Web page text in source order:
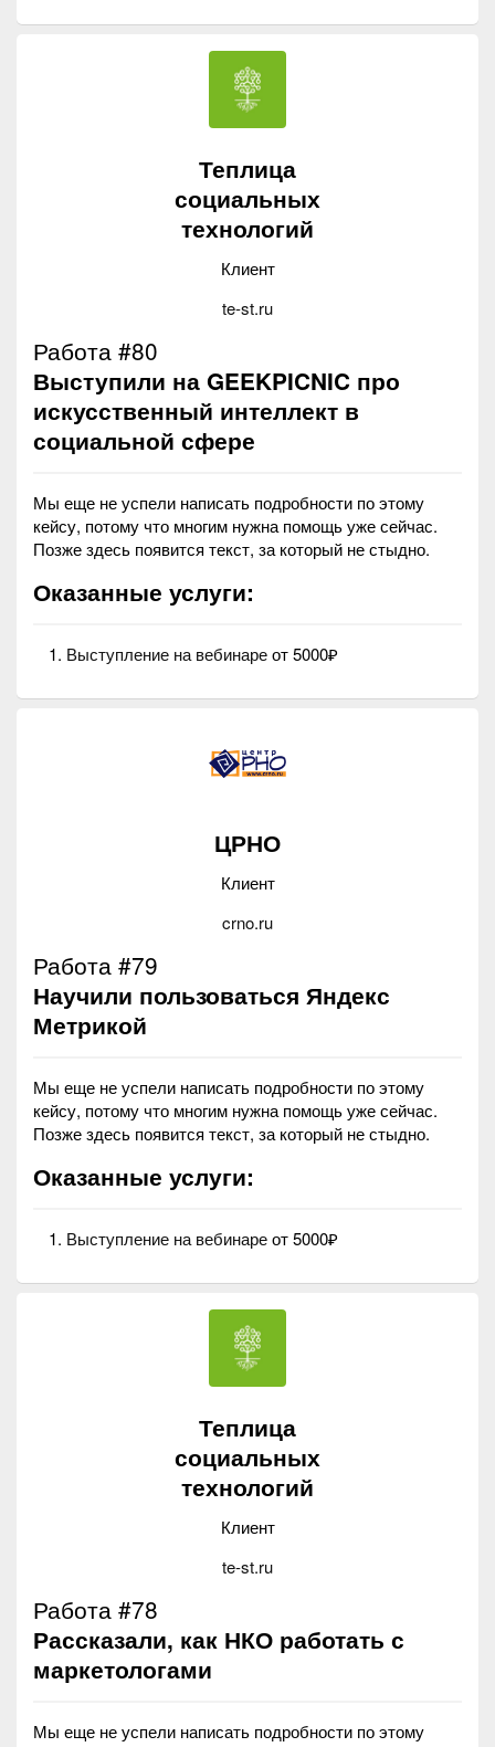
Теплица
социальных
технологий
Клиент
te-st.ru
Работа #80
Выступили на GEEKPICNIC про
искусственный интеллект в
социальной сфере
Мы еще не успели написать подробности по этому
кейсу, потому что многим нужна помощь уже сейчас.
Позже здесь появится текст, за который не стыдно.
Оказанные услуги:
Выступление на вебинареот 5000₽
ЦРНО
Клиент
crno.ru
Работа #79
Научили пользоваться Яндекс
Метрикой
Мы еще не успели написать подробности по этому
кейсу, потому что многим нужна помощь уже сейчас.
Позже здесь появится текст, за который не стыдно.
Оказанные услуги:
Выступление на вебинареот 5000₽
Теплица
социальных
технологий
Клиент
te-st.ru
Работа #78
Рассказали, как НКО работать с
маркетологами
Мы еще не успели написать подробности по этому